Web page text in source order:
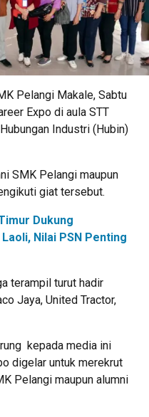
Pelangi Makale, Sabtu
Expo di aula STT
Industri (Hubin)
SMK Pelangi maupun
giat tersebut.
Dukung
Nilai PSN Penting
terampil turut hadir
Jaya, United Tractor,
kepada media ini
digelar untuk merekrut
Pelangi maupun alumni